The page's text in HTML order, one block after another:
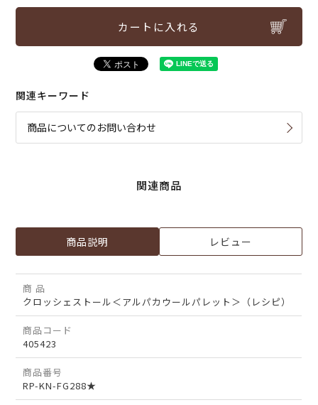
カートに入れる
関連キーワード
商品についてのお問い合わせ
関連商品
商品説明 レビュー
商 品
クロッシェストール＜アルパカウールパレット＞（レシピ）
商品コード
405423
商品番号
RP-KN-FG288★